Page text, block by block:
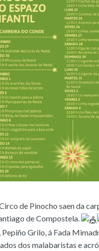
de Pinocho saen da
de Compostela.
Grilo, á Fada
dos malabaristas e